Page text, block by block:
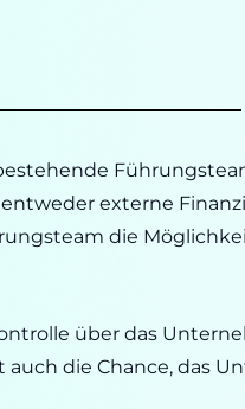
externe
die
über das
die Chance, das